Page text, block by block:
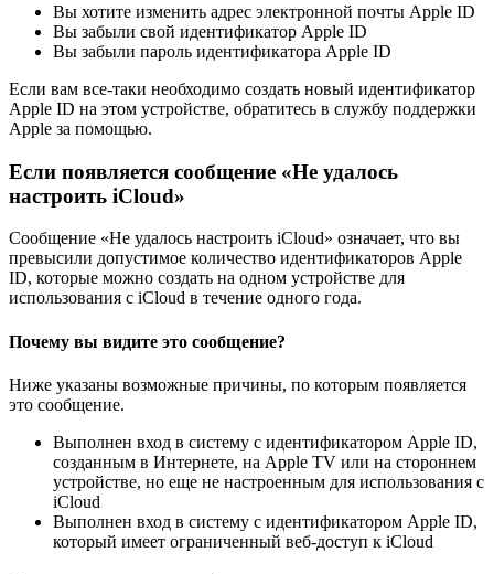
Вы хотите изменить адрес электронной почты Apple ID
Вы забыли свой идентификатор Apple ID
Вы забыли пароль идентификатора Apple ID
Если вам все-таки необходимо создать новый идентификатор
Apple ID на этом устройстве, обратитесь в службу поддержки
Apple за помощью.
Если появляется сообщение «Не удалось
настроить iCloud»
Сообщение «Не удалось настроить iCloud» означает, что вы
превысили допустимое количество идентификаторов Apple
ID, которые можно создать на одном устройстве для
использования с iCloud в течение одного года.
Почему вы видите это сообщение?
Ниже указаны возможные причины, по которым появляется
это сообщение.
Выполнен вход в систему с идентификатором Apple ID,
созданным в Интернете, на Apple TV или на стороннем
устройстве, но еще не настроенным для использования с
iCloud
Выполнен вход в систему с идентификатором Apple ID,
который имеет ограниченный веб-доступ к iCloud